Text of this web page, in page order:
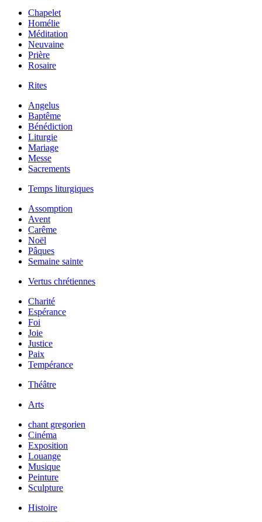
Chapelet
Homélie
Méditation
Neuvaine
Prière
Rosaire
Rites
Angelus
Baptême
Bénédiction
Liturgie
Mariage
Messe
Sacrements
Temps liturgiques
Assomption
Avent
Carême
Noël
Pâques
Semaine sainte
Vertus chrétiennes
Charité
Espérance
Foi
Joie
Justice
Paix
Tempérance
Théâtre
Arts
chant gregorien
Cinéma
Exposition
Louange
Musique
Peinture
Sculpture
Histoire